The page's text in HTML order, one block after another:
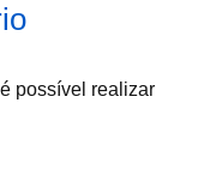
possível realizar